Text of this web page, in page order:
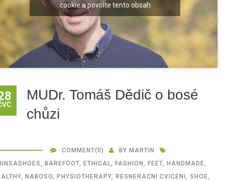
cookie a povolte tento obsah
MUDr. Tomáš Dědič o bosé
chůzi
COMMENT(0) BY MARTIN
, BAREFOOT, ETHICAL, FASHION , FEET, HANDMADE,
, NABOSO, PHYSIOTHERAPY, REGNERACNI CVICENI , SHOE,